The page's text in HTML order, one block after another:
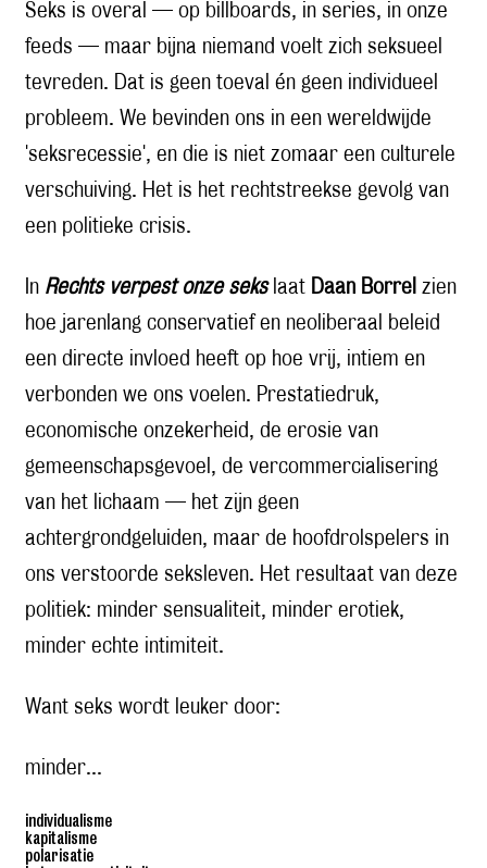
Seks is overal — op billboards, in series, in onze
feeds — maar bijna niemand voelt zich seksueel
tevreden. Dat is geen toeval én geen individueel
probleem. We bevinden ons in een wereldwijde
'seksrecessie', en die is niet zomaar een culturele
verschuiving. Het is het rechtstreekse gevolg van
een politieke crisis.
In Rechts verpest onze sekslaat Daan Borrel zien
hoe jarenlang conservatief en neoliberaal beleid
een directe invloed heeft op hoe vrij, intiem en
verbonden we ons voelen. Prestatiedruk,
economische onzekerheid, de erosie van
gemeenschapsgevoel, de vercommercialisering
van het lichaam — het zijn geen
achtergrondgeluiden, maar de hoofdrolspelers in
ons verstoorde seksleven. Het resultaat van deze
politiek: minder sensualiteit, minder erotiek,
minder echte intimiteit.
Want seks wordt leuker door:
minder...
individualisme
kapitalisme
polarisatie